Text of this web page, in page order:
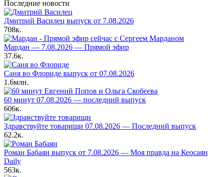
Последние новости
Дмитрий Василец выпуск от 7.08.2026
708к.
Мардан — 7.08.2026 — Прямой эфир
37.6к.
Саня во Флориде выпуск от 07.08.2026
1.6млн.
60 минут 07.08.2026 — последний выпуск
606к.
Здравствуйте товарищи 07.08.2026 — Последний выпуск
62.2к.
Роман Бабаян выпуск от 7.08.2026 — Моя правда на Кеосаян
Daily
563к.